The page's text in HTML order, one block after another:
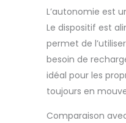
L’autonomie est
Le dispositif est
permet de
besoin de
idéal pour les
toujours en
Comparaison